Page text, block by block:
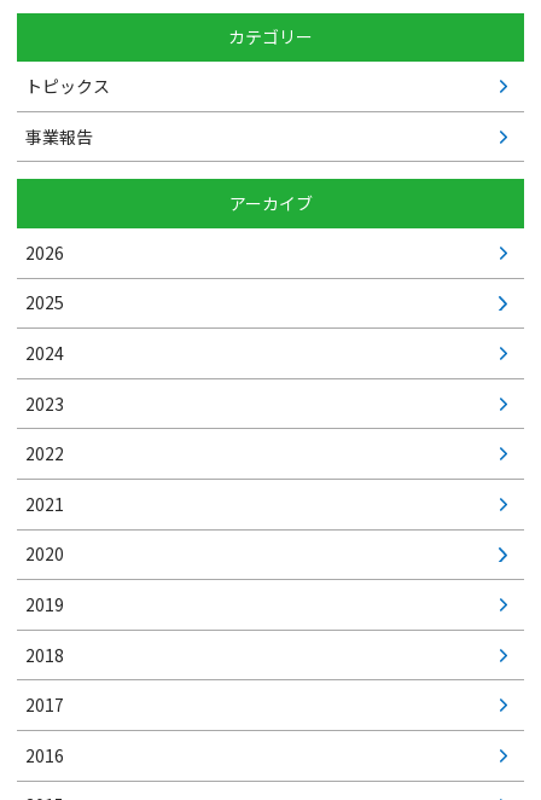
カテゴリー
トピックス
事業報告
アーカイブ
2026
2025
2024
2023
2022
2021
2020
2019
2018
2017
2016